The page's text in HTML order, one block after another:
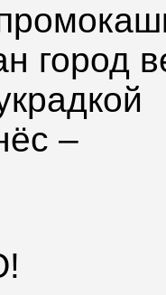
город
–